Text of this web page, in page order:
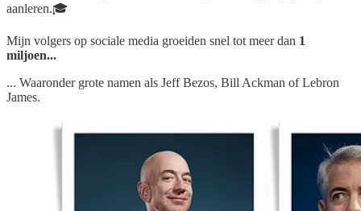
aanleren.🎓
Mijn volgers op sociale media groeiden snel tot meer dan 1
miljoen...
... Waaronder grote namen als Jeff Bezos, Bill Ackman of Lebron
James.